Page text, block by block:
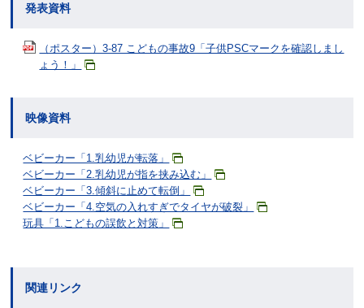
発表資料
（ポスター）3-87 こどもの事故9「子供PSCマークを確認しまし
ょう！」
映像資料
ベビーカー「1.乳幼児が転落」
ベビーカー「2.乳幼児が指を挟み込む」
ベビーカー「3.傾斜に止めて転倒」
ベビーカー「4.空気の入れすぎでタイヤが破裂」
玩具「1.こどもの誤飲と対策」
関連リンク